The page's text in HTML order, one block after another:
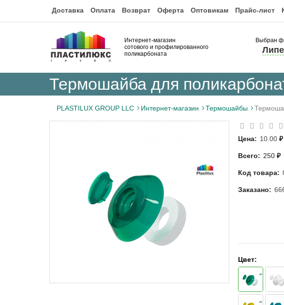
Доставка Оплата Возврат Оферта Оптовикам Прайс-лист
Интернет-магазин
сотового и профилированного
поликарбоната
Выбран
Термошайба для
PLASTILUX GROUP LLC Интернет-магазин Термошайбы
Цена: 10.00 ₽
Всего: 250 ₽
Код товара:
Заказано:
Цвет: